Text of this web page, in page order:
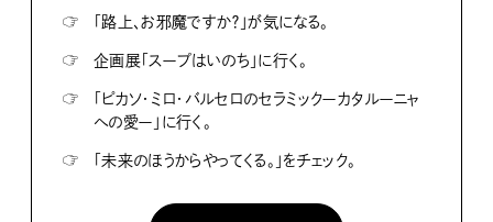
☞
「路上、お邪魔ですか？」が気になる。
☞
企画展「スープはいのち」に行く。
☞
「ピカソ・ミロ・バルセロのセラミックーカタルーニャ
への愛ー」に行く。
☞
「未来のほうからやってくる。」をチェック。